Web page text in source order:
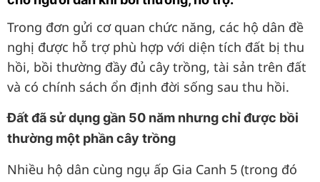
Trong đơn gửi cơ quan chức năng, các hộ dân đề
nghị được hỗ trợ phù hợp với diện tích đất bị thu
hồi, bồi thường đầy đủ cây trồng, tài sản trên đất
và có chính sách ổn định đời sống sau thu hồi.
Đất đã sử dụng gần 50 năm nhưng chỉ được bồi
thường một phần cây trồng
Nhiều hộ dân cùng ngụ ấp Gia Canh 5 (trong đó